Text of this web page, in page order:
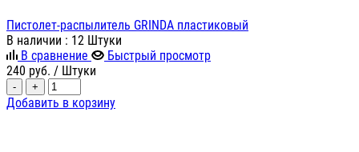
Пистолет-распылитель GRINDA пластиковый
В наличии : 12 Штуки
В сравнение
Быстрый просмотр
240 руб. / Штуки
- +
Добавить в корзину